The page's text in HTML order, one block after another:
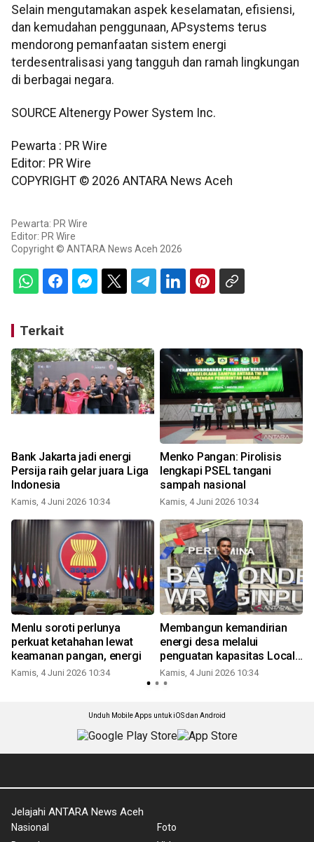
Selain mengutamakan aspek keselamatan, efisiensi,
dan kemudahan penggunaan, APsystems terus
mendorong pemanfaatan sistem energi
terdesentralisasi yang tangguh dan ramah lingkungan
di berbagai negara.
SOURCE Altenergy Power System Inc.
Pewarta : PR Wire
Editor: PR Wire
COPYRIGHT © 2026 ANTARA News Aceh
Pewarta: PR Wire
Editor: PR Wire
Copyright © ANTARA News Aceh 2026
Terkait
Bank Jakarta jadi energi
Persija raih gelar juara Liga
Indonesia
Kamis, 4 Juni 2026 10:34
Menko Pangan: Pirolisis
lengkapi PSEL tangani
sampah nasional
Kamis, 4 Juni 2026 10:34
Menlu soroti perlunya
perkuat ketahahan lewat
keamanan pangan, energi
Kamis, 4 Juni 2026 10:34
Membangun kemandirian
energi desa melalui
penguatan kapasitas Local
Hero
Kamis, 4 Juni 2026 10:34
Unduh Mobile Apps untuk iOS dan Android
Jelajahi ANTARA News Aceh
Nasional
Foto